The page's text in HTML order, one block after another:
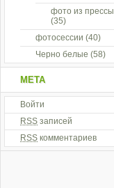
фото из прессы
(35)
фотосессии (40)
Черно белые (58)
МЕТА
Войти
RSS записей
RSS комментариев